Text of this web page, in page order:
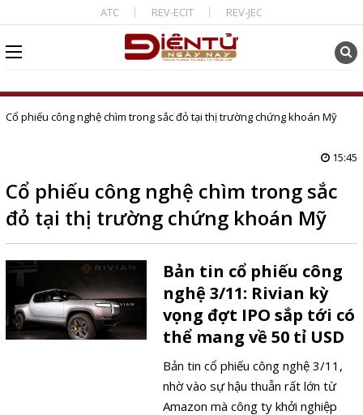
ATC REV-ECIT REV-JEC
Cổ phiếu công nghệ chìm trong sắc đỏ tại thị trường chứng khoán Mỹ
15:45
Cổ phiếu công nghệ chìm trong sắc
đỏ tại thị trường chứng khoán Mỹ
Bản tin cổ phiếu công
nghệ 3/11: Rivian kỳ
vọng đợt IPO sắp tới có
thể mang về 50 tỉ USD
Bản tin cổ phiếu công nghệ 3/11,
nhờ vào sự hậu thuẫn rất lớn từ
Amazon mà công ty khởi nghiệp